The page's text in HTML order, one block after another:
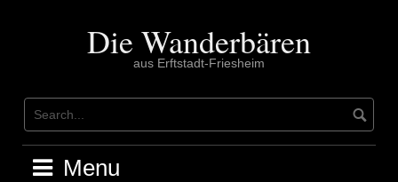
Die Wanderbären
aus Erftstadt-Friesheim
Menu